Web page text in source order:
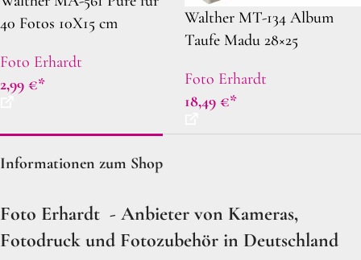
40 Fotos 10X15 cm
sortiert
Foto Erhardt
2,99 €
Walther MT-134 Album
Taufe Madu 28×25
Foto Erhardt
18,49 €
Informationen zum Shop
Foto Erhardt - Anbieter von Kameras,
Fotodruck und Fotozubehör in Deutschland